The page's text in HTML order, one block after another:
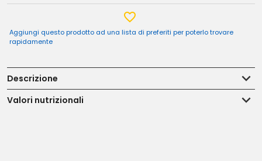
Aggiungi questo prodotto ad una lista di preferiti per poterlo trovare
rapidamente
Descrizione
Valori nutrizionali